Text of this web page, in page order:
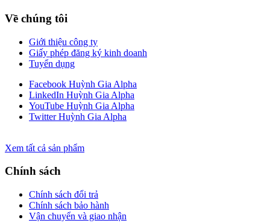
Về chúng tôi
Giới thiệu công ty
Giấy phép đăng ký kinh doanh
Tuyển dụng
Facebook Huỳnh Gia Alpha
LinkedIn Huỳnh Gia Alpha
YouTube Huỳnh Gia Alpha
Twitter Huỳnh Gia Alpha
Xem tất cả sản phẩm
Chính sách
Chính sách đổi trả
Chính sách bảo hành
Vận chuyển và giao nhận